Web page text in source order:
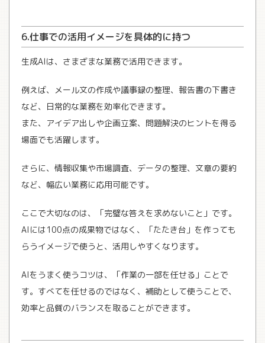
6.仕事での活用イメージを具体的に持つ
生成AIは、さまざまな業務で活用できます。
例えば、メール文の作成や議事録の整理、報告書の下書き
など、日常的な業務を効率化できます。
また、アイデア出しや企画立案、問題解決のヒントを得る
場面でも活躍します。
さらに、情報収集や市場調査、データの整理、文章の要約
など、幅広い業務に応用可能です。
ここで大切なのは、「完璧な答えを求めないこと」です。
AIには100点の成果物ではなく、「たたき台」を作っても
らうイメージで使うと、活用しやすくなります。
AIをうまく使うコツは、「作業の一部を任せる」ことで
す。すべてを任せるのではなく、補助として使うことで、
効率と品質のバランスを取ることができます。